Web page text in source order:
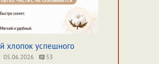
хлопок успешного
05.06.2026 53